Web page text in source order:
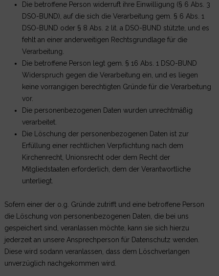
Die betroffene Person widerruft ihre Einwilligung (§ 6 Abs. 3
DSO-BUND), auf die sich die Verarbeitung gem. § 6 Abs. 1
DSO-BUND oder § 8 Abs. 2 lit. a DSO-BUND stützte, und es
fehlt an einer anderweitigen Rechtsgrundlage für die
Verarbeitung.
Die betroffene Person legt gem. § 16 Abs. 1 DSO-BUND
Widerspruch gegen die Verarbeitung ein, und es liegen
keine vorrangigen berechtigten Gründe für die Verarbeitung
vor.
Die personenbezogenen Daten wurden unrechtmäßig
verarbeitet.
Die Löschung der personenbezogenen Daten ist zur
Erfüllung einer rechtlichen Verpflichtung nach dem
Kirchenrecht, Unionsrecht oder dem Recht der
Mitgliedstaaten erforderlich, dem der Verantwortliche
unterliegt.
Sofern einer der o.g. Gründe zutrifft und eine betroffene Person
die Löschung von personenbezogenen Daten, die bei uns
gespeichert sind, veranlassen möchte, kann sie sich hierzu
jederzeit an unsere Ansprechperson für Datenschutz wenden.
Diese wird sodann veranlassen, dass dem Löschverlangen
unverzüglich nachgekommen wird.